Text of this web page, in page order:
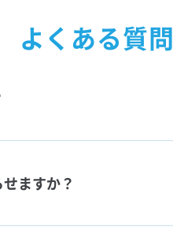
よくある質問
ますか？